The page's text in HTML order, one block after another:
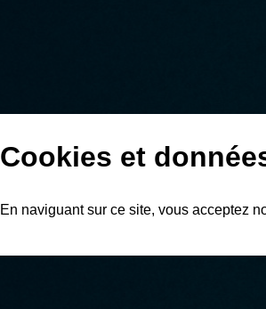
Cookies et
En naviguant sur ce site, vous acceptez